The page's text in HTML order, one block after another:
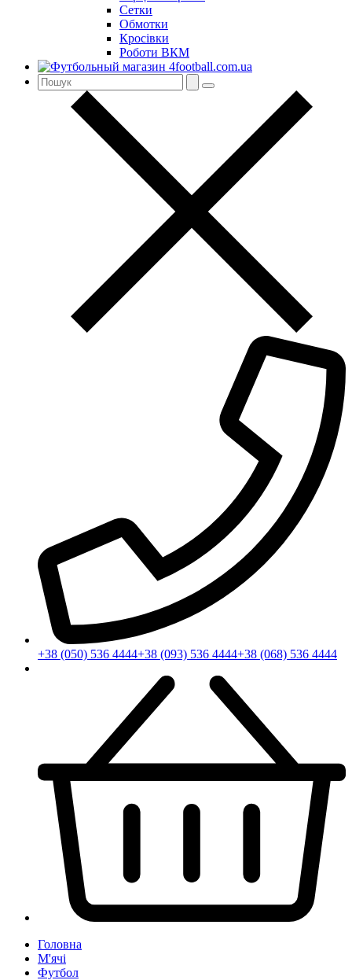
Сетки
Обмотки
Кросівки
Роботи ВКМ
+38 (050) 536 4444+38 (093) 536 4444+38 (068) 536 4444
Головна
М'ячі
Футбол